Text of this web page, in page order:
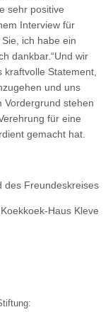
sehr positive
Interview für
ich habe ein
dankbar.“Und wir
Statement,
und uns
Vordergrund stehen
für eine
gemacht hat.
des Freundeskreises
Haus Kleve